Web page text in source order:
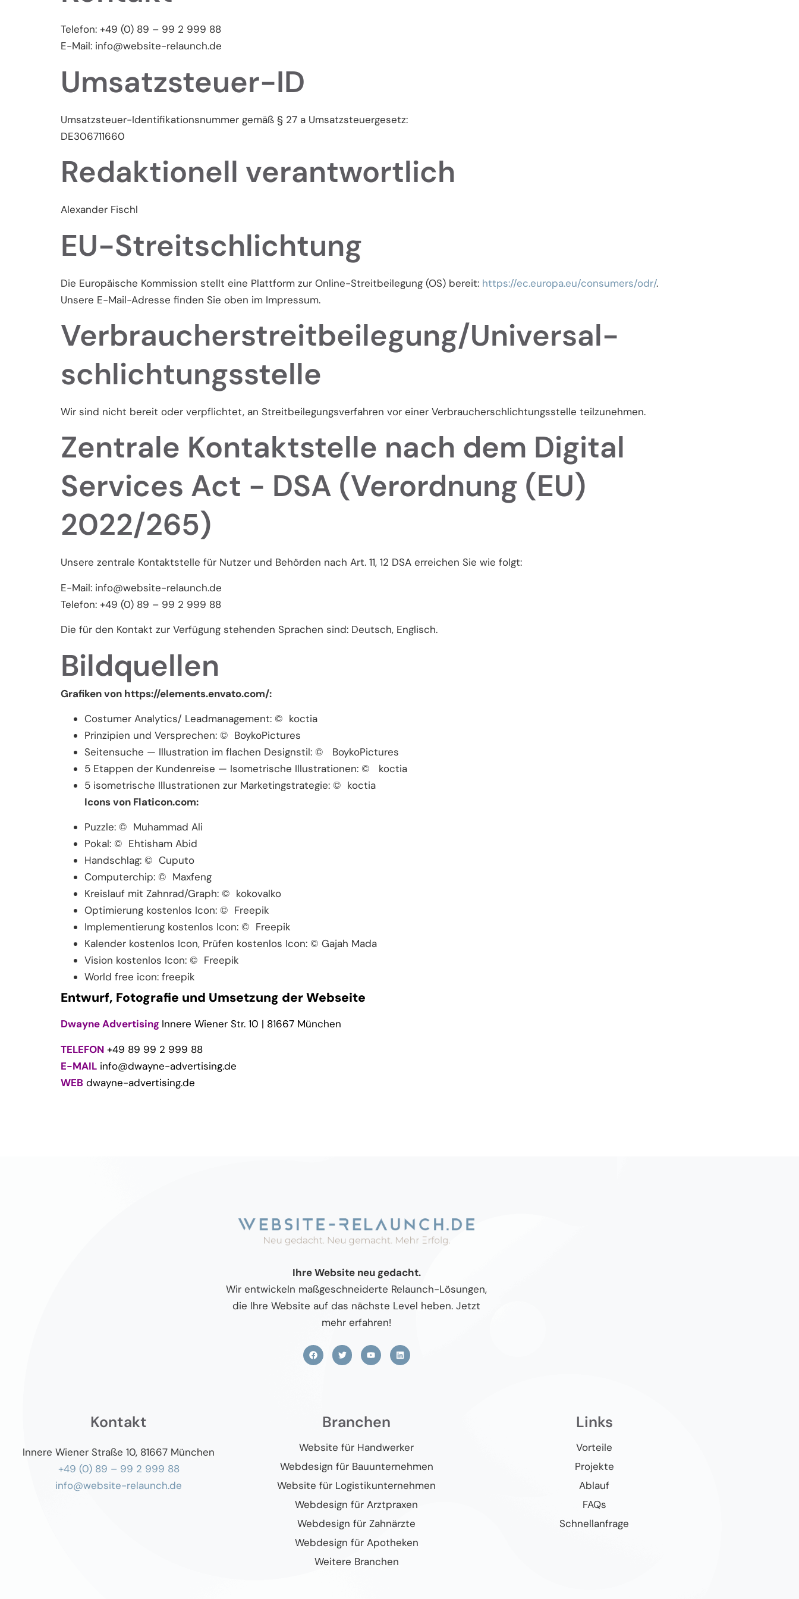
Telefon: +49 (0) 89 – 99 2 999 88
E-Mail: info@website-relaunch.de
Umsatzsteuer-ID
Umsatzsteuer-Identifikationsnummer gemäß § 27 a Umsatzsteuergesetz:
DE306711660
Redaktionell verantwortlich
Alexander Fischl
EU-Streitschlichtung
Die Europäische Kommission stellt eine Plattform zur Online-Streitbeilegung (OS) bereit: https://ec.europa.eu/consumers/odr/.
Unsere E-Mail-Adresse finden Sie oben im Impressum.
Verbraucher­streit­beilegung/Universal­
schlichtungs­stelle
Wir sind nicht bereit oder verpflichtet, an Streitbeilegungsverfahren vor einer Verbraucherschlichtungsstelle teilzunehmen.
Zentrale Kontaktstelle nach dem Digital
Services Act - DSA (Verordnung (EU)
2022/265)
Unsere zentrale Kontaktstelle für Nutzer und Behörden nach Art. 11, 12 DSA erreichen Sie wie folgt:
E-Mail: info@website-relaunch.de
Telefon: +49 (0) 89 – 99 2 999 88
Die für den Kontakt zur Verfügung stehenden Sprachen sind: Deutsch, Englisch.
Bildquellen
Grafiken von https://elements.envato.com/:
Costumer Analytics/ Leadmanagement: © koctia
Prinzipien und Versprechen: © BoykoPictures
Seitensuche — Illustration im flachen Designstil: © BoykoPictures
5 Etappen der Kundenreise — Isometrische Illustrationen: © koctia
5 isometrische Illustrationen zur Marketingstrategie: © koctia
Icons von Flaticon.com:
Puzzle: © Muhammad Ali
Pokal: © Ehtisham Abid
Handschlag: © Cuputo
Computerchip: © Maxfeng
Kreislauf mit Zahnrad/Graph: © kokovalko
Optimierung kostenlos Icon: © Freepik
Implementierung kostenlos Icon: © Freepik
Kalender kostenlos Icon, Prüfen kostenlos Icon: © Gajah Mada
Vision kostenlos Icon: © Freepik
World free icon: freepik
Entwurf, Fotografie und Umsetzung der Webseite
Dwayne Advertising Innere Wiener Str. 10 | 81667 München
TELEFON +49 89 99 2 999 88
E-MAIL info@dwayne-advertising.de
WEB dwayne-advertising.de
Ihre Website neu gedacht.
Wir entwickeln maßgeschneiderte Relaunch-Lösungen,
die Ihre Website auf das nächste Level heben. Jetzt
mehr erfahren!
Kontakt
Innere Wiener Straße 10, 81667 München
+49 (0) 89 – 99 2 999 88
info@website-relaunch.de
Branchen
Website für Handwerker
Webdesign für Bauunternehmen
Website für Logistikunternehmen
Webdesign für Arztpraxen
Webdesign für Zahnärzte
Webdesign für Apotheken
Weitere Branchen
Links
Vorteile
Projekte
Ablauf
FAQs
Schnellanfrage